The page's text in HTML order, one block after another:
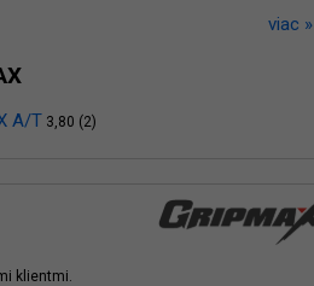
viac »
A/T 3,80 (2)
klientmi.